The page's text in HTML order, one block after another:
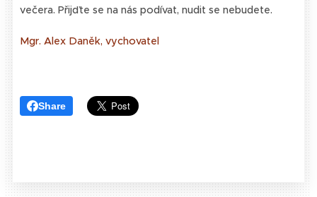
večera. Přijďte se na nás podívat, nudit se nebudete.
Mgr. Alex Daněk, vychovatel
Share